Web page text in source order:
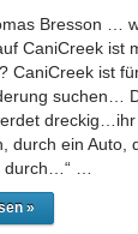
Bresson …
CaniCreek ist
CaniCreek ist
suchen…
durch ein
durch…“ …
»